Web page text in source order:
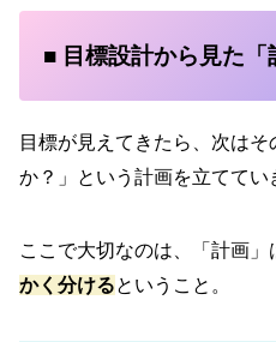
■ 目標設計から見た
目標が見えてきたら、次は
か？」という計画を立ててい
ここで大切なのは、「計画」
かく分けるということ。